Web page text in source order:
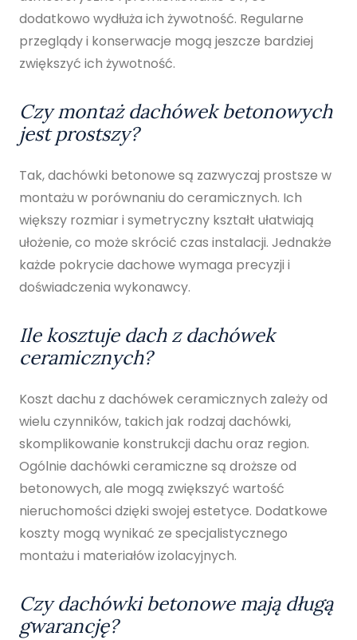
dodatkowo wydłuża ich żywotność. Regularne
przeglądy i konserwacje mogą jeszcze bardziej
zwiększyć ich żywotność.
Czy montaż dachówek betonowych
jest prostszy?
Tak, dachówki betonowe są zazwyczaj prostsze w
montażu w porównaniu do ceramicznych. Ich
większy rozmiar i symetryczny kształt ułatwiają
ułożenie, co może skrócić czas instalacji. Jednakże
każde pokrycie dachowe wymaga precyzji i
doświadczenia wykonawcy.
Ile kosztuje dach z dachówek
ceramicznych?
Koszt dachu z dachówek ceramicznych zależy od
wielu czynników, takich jak rodzaj dachówki,
skomplikowanie konstrukcji dachu oraz region.
Ogólnie dachówki ceramiczne są droższe od
betonowych, ale mogą zwiększyć wartość
nieruchomości dzięki swojej estetyce. Dodatkowe
koszty mogą wynikać ze specjalistycznego
montażu i materiałów izolacyjnych.
Czy dachówki betonowe mają długą
gwarancję?